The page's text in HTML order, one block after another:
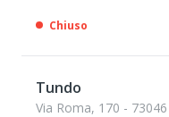
Chiuso
Tundo
Via Roma, 170 -